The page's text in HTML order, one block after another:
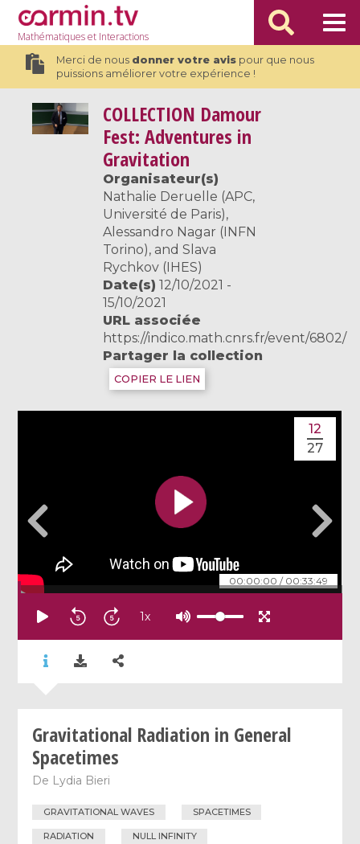
Mathématiqueset Interactions
Merci de nous donner votre avispour que nous
puissions améliorer votre expérience !
COLLECTION Damour
Fest: Adventures in
Gravitation
Organisateur(s)
Nathalie Deruelle (APC,
Université de Paris),
Alessandro Nagar (INFN
Torino), and Slava
Rychkov (IHES)
Date(s) 12/10/2021 -
15/10/2021
URL associée
https://indico.math.cnrs.fr/event/6802/
Partager la collection
COPIER LE LIEN
00:00:00 / 00:33:49
12
27
1x
Gravitational Radiation in General
Spacetimes
De Lydia Bieri
GRAVITATIONAL WAVES SPACETIMES
RADIATION NULL INFINITY